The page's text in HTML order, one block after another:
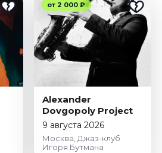
от 2 000 ₽
Alexander
Dovgopoly Project
9 августа 2026
Москва, Джаз-клуб
Игоря Бутмана